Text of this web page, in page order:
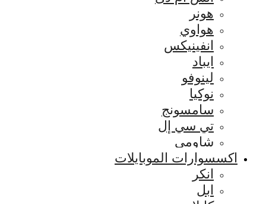
هونر
هواوي
انفينيكس
ايباد
لينوفو
نوكيا
سامسونج
تي سي إل
شاومي
اكسسوارات الموبايلات
انكر
ابل